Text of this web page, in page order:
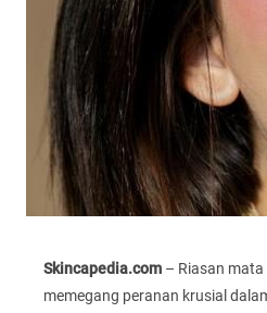
Skincapedia.com – Riasan mata
memegang peranan krusial